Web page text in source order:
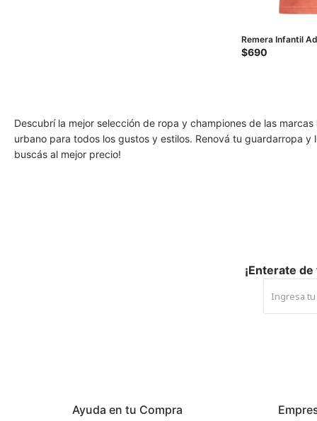
Remera Infantil
Rojo - Blanco
$690
Descubrí la mejor selección de ropa y championes de las
urbano para todos los gustos y estilos. Renová tu guardarropa
buscás al mejor precio!
Ayuda en tu Compra
¡Enterate